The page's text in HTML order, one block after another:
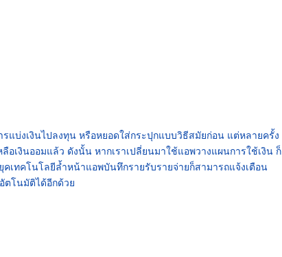
แบ่งเงินไปลงทุน หรือหยอดใส่กระปุกแบบวิธีสมัยก่อน แต่หลายครั้ง
อเงินออมแล้ว ดังนั้น หากเราเปลี่ยนมาใช้แอพวางแผนการใช้เงิน ก็
คเทคโนโลยีล้ำหน้าแอพบันทึกรายรับรายจ่ายก็สามารถแจ้งเตือน
ตโนมัติได้อีกด้วย